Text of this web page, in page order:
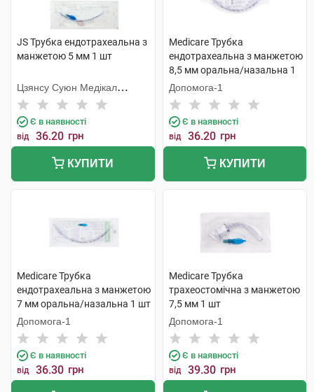
JS Трубка ендотрахеальна з
манжетою 5 мм 1 шт
Цзянсу Суюн Медікал
Метіріалс
Є в наявності
від 36.20 грн
КУПИТИ
Medicare Трубка
ендотрахеальна з манжетою
8,5 мм оральна/назальна 1
шт
Допомога-1
Є в наявності
від 36.20 грн
КУПИТИ
Medicare Трубка
ендотрахеальна з манжетою
7 мм оральна/назальна 1 шт
Допомога-1
Є в наявності
від 36.30 грн
Medicare Трубка
трахеостомічна з манжетою
7,5 мм 1 шт
Допомога-1
Є в наявності
від 39.30 грн